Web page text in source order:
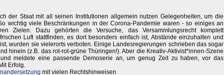
der Staat mit all seinen Institutionen allgemein nutzen Gelegenheiten, um die
wichtig viele Beschränkungen in der Corona-Pandemie waren - so einiges an
Zielen. Dazu gehörten die Versuche, das Versammlungsrecht komplett
Luft stattfinden, es dort besonders einfach ist, Abstände einzuhalten und
wurden sie vielerorts verboten. Einige Landesregierungen schrieben das sogar
hinein (z.B. das rot-rot-grüne Thüringen!). Aber die Kreativ-Aktivist*innen-Szene
meldete eine passende Demoserie an, um genug Zeit zu haben, vor das
Erfolg.
mit vielen Rechtshinweisen